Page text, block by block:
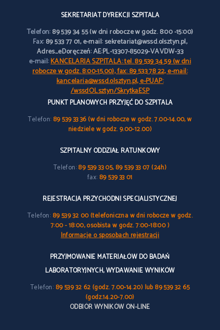
SEKRETARIAT DYREKCJI SZPITALA
Telefon:89 539 34 55 (w dni robocze w godz. 8:00 -15:00)
Fax:89 533 77 01, e-mail: sekretariat@wssd.olsztyn.pl,
Adres_eDoręczeń: AE:PL-13307-85029-VAVDW-33
e-mail:KANCELARIA SZPITALA: tel. 89 539 34 59 (w dni
robocze w godz. 8:00-15.00), fax: 89 533 78 22, e-mail:
kancelaria@wssd.olsztyn.pl, e-PUAP:
/wssdOLsztyn/SkrytkaESP
PUNKT PLANOWYCH PRZYJĘĆ DO SZPITALA
Telefon: 89 539 33 36 (w dni robocze w godz. 7.00-14.00, w
niedziele w godz. 9.00-12.00)
SZPITALNY ODDZIAŁ RATUNKOWY
Telefon:89 539 33 05, 89 539 33 07 (24h)
fax: 89 539 33 01
REJESTRACJA PRZYCHODNI SPECJALISTYCZNEJ
Telefon: 89 539 32 00 (telefoniczna w dni robocze w godz.
7:00 - 18:00, osobista w godz. 7:00-18:00 )
Informacje o sposobach rejestracji
PRZYJMOWANIE MATERIAŁÓW DO BADAŃ
LABORATORYJNYCH, WYDAWANIE WYNIKÓW
Telefon: 89 539 32 62 (godz. 7.00-14.20) lub 89 539 32 65
(godz.14.20-7.00)
ODBIÓR WYNIKÓW ON-LINE